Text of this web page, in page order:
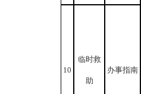
10
临时救
助
办事指南